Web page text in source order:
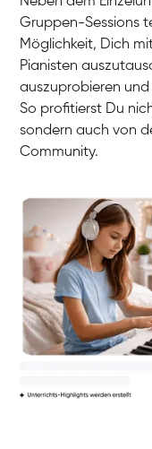
Yuna
Klavier / Piano / Flügel
Camilla
Klavier / Piano /
Negin
Klavier / Piano /
Katarzyna
Klavier / Piano /
Gruppen-Sessions
Möglichkeit, Dich
Pianisten
auszuprobieren
So profitierst Du
sondern auch von
Community.